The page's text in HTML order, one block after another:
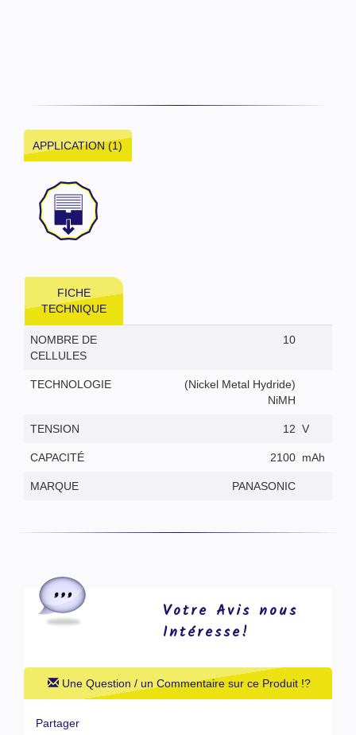
APPLICATION (1)
FICHE
TECHNIQUE
NOMBRE DE
CELLULES
10
TECHNOLOGIE
(Nickel Metal Hydride)
NiMH
TENSION 12 V
CAPACITÉ 2100 mAh
MARQUE PANASONIC
Votre Avis nous
Intéresse!
Une Question / un Commentaire sur ce Produit !?
Partager